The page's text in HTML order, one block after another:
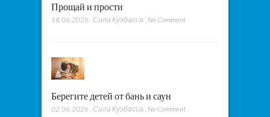
Прощай и прости
18.06.2026 , Сила Кузбасса , No Comment
Берегите детей от бань и саун
02.06.2026 Сила Кузбасса No Comment